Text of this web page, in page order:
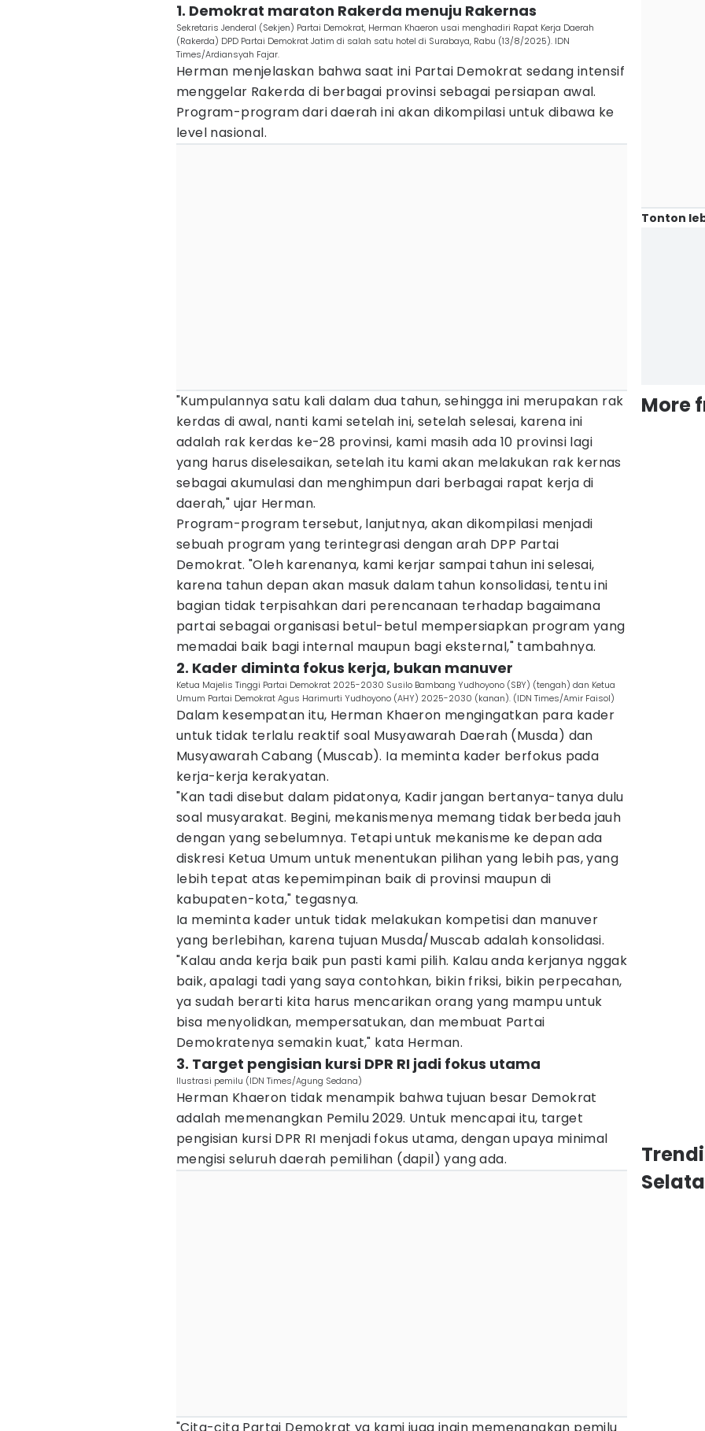
1. Demokrat maraton Rakerda menuju Rakernas
Sekretaris Jenderal (Sekjen) Partai Demokrat, Herman Khaeron usai menghadiri Rapat Kerja Daerah
(Rakerda) DPD Partai Demokrat Jatim di salah satu hotel di Surabaya, Rabu (13/8/2025). IDN
Times/Ardiansyah Fajar.
Herman menjelaskan bahwa saat ini Partai Demokrat sedang intensif
menggelar Rakerda di berbagai provinsi sebagai persiapan awal.
Program-program dari daerah ini akan dikompilasi untuk dibawa ke
level nasional.
"Kumpulannya satu kali dalam dua tahun, sehingga ini merupakan rak
kerdas di awal, nanti kami setelah ini, setelah selesai, karena ini
adalah rak kerdas ke-28 provinsi, kami masih ada 10 provinsi lagi
yang harus diselesaikan, setelah itu kami akan melakukan rak kernas
sebagai akumulasi dan menghimpun dari berbagai rapat kerja di
daerah," ujar Herman.
Program-program tersebut, lanjutnya, akan dikompilasi menjadi
sebuah program yang terintegrasi dengan arah DPP Partai
Demokrat. "Oleh karenanya, kami kerjar sampai tahun ini selesai,
karena tahun depan akan masuk dalam tahun konsolidasi, tentu ini
bagian tidak terpisahkan dari perencanaan terhadap bagaimana
partai sebagai organisasi betul-betul mempersiapkan program yang
memadai baik bagi internal maupun bagi eksternal," tambahnya.
2. Kader diminta fokus kerja, bukan manuver
Ketua Majelis Tinggi Partai Demokrat 2025-2030 Susilo Bambang Yudhoyono (SBY) (tengah) dan Ketua
Umum Partai Demokrat Agus Harimurti Yudhoyono (AHY) 2025-2030 (kanan). (IDN Times/Amir Faisol)
Dalam kesempatan itu, Herman Khaeron mengingatkan para kader
untuk tidak terlalu reaktif soal Musyawarah Daerah (Musda) dan
Musyawarah Cabang (Muscab). Ia meminta kader berfokus pada
kerja-kerja kerakyatan.
"Kan tadi disebut dalam pidatonya, Kadir jangan bertanya-tanya dulu
soal musyarakat. Begini, mekanismenya memang tidak berbeda jauh
dengan yang sebelumnya. Tetapi untuk mekanisme ke depan ada
diskresi Ketua Umum untuk menentukan pilihan yang lebih pas, yang
lebih tepat atas kepemimpinan baik di provinsi maupun di
kabupaten-kota," tegasnya.
Ia meminta kader untuk tidak melakukan kompetisi dan manuver
yang berlebihan, karena tujuan Musda/Muscab adalah konsolidasi.
"Kalau anda kerja baik pun pasti kami pilih. Kalau anda kerjanya nggak
baik, apalagi tadi yang saya contohkan, bikin friksi, bikin perpecahan,
ya sudah berarti kita harus mencarikan orang yang mampu untuk
bisa menyolidkan, mempersatukan, dan membuat Partai
Demokratenya semakin kuat," kata Herman.
3. Target pengisian kursi DPR RI jadi fokus utama
Ilustrasi pemilu (IDN Times/Agung Sedana)
Herman Khaeron tidak menampik bahwa tujuan besar Demokrat
adalah memenangkan Pemilu 2029. Untuk mencapai itu, target
pengisian kursi DPR RI menjadi fokus utama, dengan upaya minimal
mengisi seluruh daerah pemilihan (dapil) yang ada.
Tonton
More